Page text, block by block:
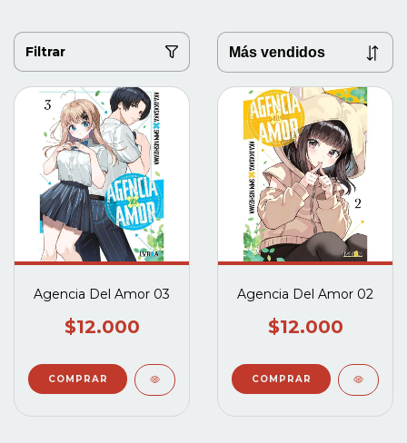
Filtrar
Agencia Del Amor 03
$12.000
Agencia Del Amor 02
$12.000